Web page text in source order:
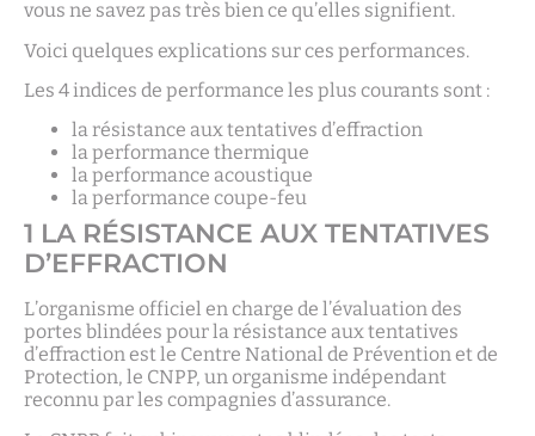
vous ne savez pas très bien ce qu’elles signifient.
Voici quelques explications sur ces performances.
Les 4 indices de performance les plus courants sont :
la résistance aux tentatives d’effraction
la performance thermique
la performance acoustique
la performance coupe-feu
1 LA RÉSISTANCE AUX TENTATIVES
D’EFFRACTION
L’organisme officiel en charge de l’évaluation des
portes blindées pour la résistance aux tentatives
d’effraction est le Centre National de Prévention et de
Protection, le CNPP, un organisme indépendant
reconnu par les compagnies d’assurance.